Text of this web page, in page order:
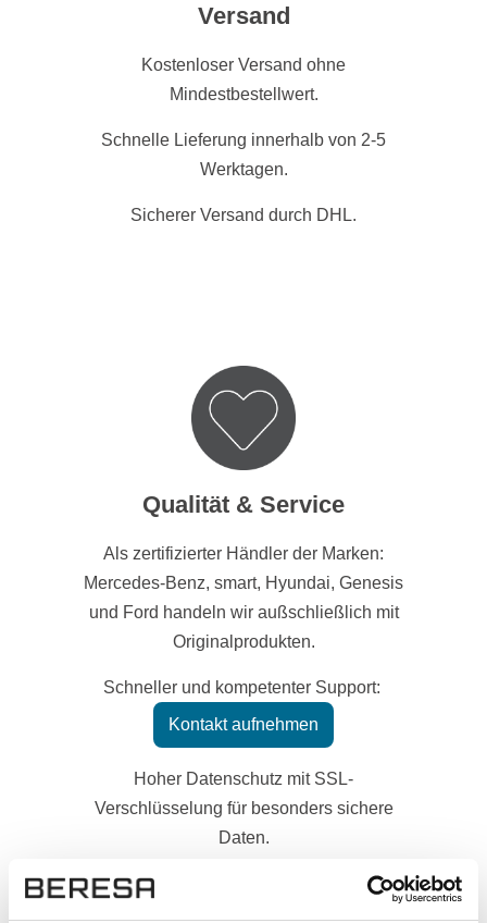
Versand
Kostenloser Versand ohne
Mindestbestellwert.
Schnelle Lieferung innerhalb von 2-5
Werktagen.
Sicherer Versand durch DHL.
Qualität & Service
Als zertifizierter Händler der Marken:
Mercedes-Benz, smart, Hyundai, Genesis
und Ford handeln wir außschließlich mit
Originalprodukten.
Schneller und kompetenter Support:
Kontakt aufnehmen
Hoher Datenschutz mit SSL-
Verschlüsselung für besonders sichere
Daten.